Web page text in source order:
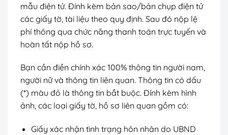
mẫu điện tử. Đính kèm bản sao/bản chụp điện tử
các giấy tờ, tài liệu theo quy định. Sau đó nộp lệ
phí thông qua chức năng thanh toán trực tuyến và
hoàn tất nộp hồ sơ.
Bạn cần điền chính xác 100% thông tin người nam,
người nữ và thông tin liên quan. Thông tin có dấu
(*) màu đỏ là thông tin bắt buộc. Đính kèm hình
ảnh, các loại giấy tờ, hồ sơ liên quan gồm có:
Giấy xác nhận tình trạng hôn nhân do UBND